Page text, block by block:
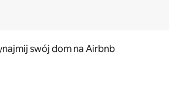
swój dom na Airbnb